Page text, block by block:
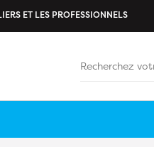
ET LES PROFESSIONNELS